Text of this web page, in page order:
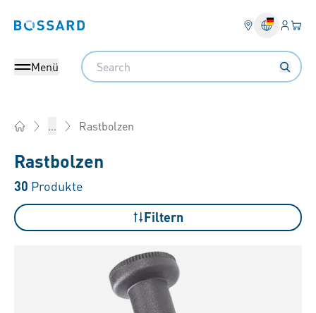
Bossard homepage Ihr
Menü
Search
... Rastbolzen
Rastbolzen
30 Produkte
Filtern